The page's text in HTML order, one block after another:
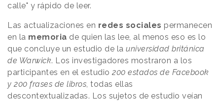
calle" y rápido de leer.
Las actualizaciones en redes sociales permanecen
en la memoria de quien las lee, al menos eso es lo
que concluye un estudio de la universidad británica
de Warwick. Los investigadores mostraron a los
participantes en el estudio 200 estados de Facebook
y 200 frases de libros , todas ellas
descontextualizadas. Los sujetos de estudio veían